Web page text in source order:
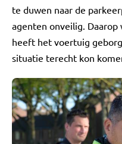
te duwen naar de
agenten onveilig.
heeft het voertuig
situatie terecht kon